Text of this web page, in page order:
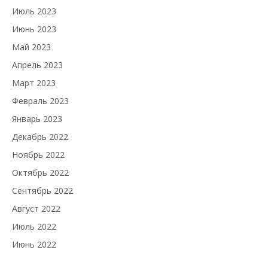
Июль 2023
Июнь 2023
Май 2023
Апрель 2023
Март 2023
Февраль 2023
Январь 2023
Декабрь 2022
Ноябрь 2022
Октябрь 2022
Сентябрь 2022
Август 2022
Июль 2022
Июнь 2022